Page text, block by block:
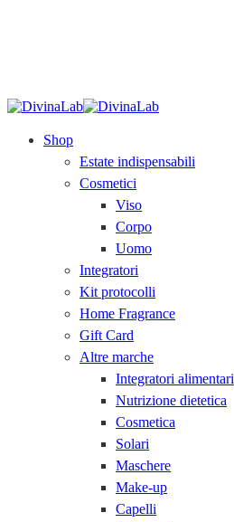
Shop
Estate indispensabili
Cosmetici
Viso
Corpo
Uomo
Integratori
Kit protocolli
Home Fragrance
Gift Card
Altre marche
Integratori alimentari
Nutrizione dietetica
Cosmetica
Solari
Maschere
Make-up
Capelli